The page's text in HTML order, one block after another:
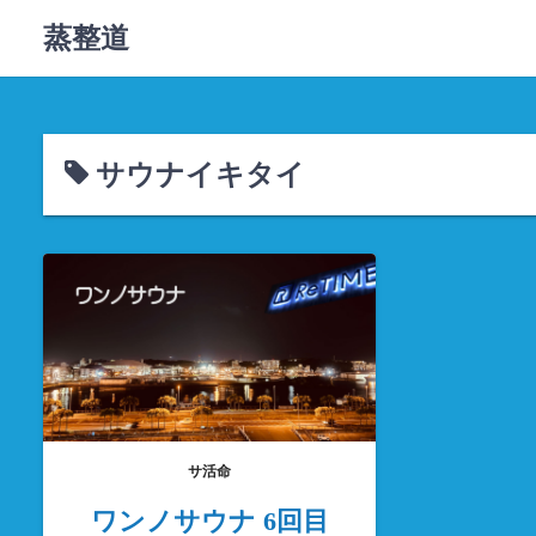
蒸整道
サウナイキタイ
サ活命
ワンノサウナ 6回目